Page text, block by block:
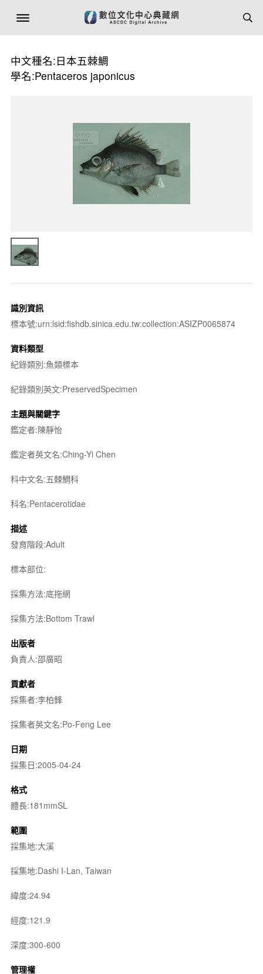
中文種名:日本五棘鯛
學名:Pentaceros japonicus
識別資訊
標本號:urn:lsid:fishdb.sinica.edu.tw:collection:ASIZP0065874
資料類型
紀錄類別:魚類標本
紀錄類別英文:PreservedSpecimen
主題與關鍵字
鑑定者:陳靜怡
鑑定者英文名:Ching-Yi Chen
科中文名:五棘鯛科
科名:Pentacerotidae
描述
發育階段:Adult
標本部位:
採集方法:底拖網
採集方法:Bottom Trawl
出版者
負責人:邵廣昭
貢獻者
採集者:李柏鋒
採集者英文名:Po-Feng Lee
日期
採集日:2005-04-24
格式
體長:181mmSL
範圍
採集地:大溪
採集地:Dashi I-Lan, Taiwan
緯度:24.94
經度:121.9
深度:300-600
管理權